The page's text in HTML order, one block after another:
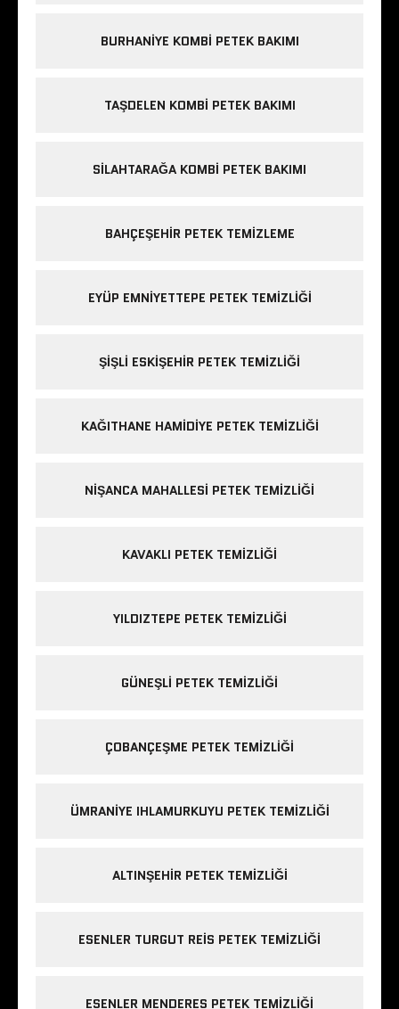
BURHANIYE KOMBI PETEK BAKIMI
TAŞDELEN KOMBI PETEK BAKIMI
SILAHTARAĞA KOMBI PETEK BAKIMI
BAHÇEŞEHIR PETEK TEMIZLEME
EYÜP EMNIYETTEPE PETEK TEMIZLIĞI
ŞIŞLI ESKIŞEHIR PETEK TEMIZLIĞI
KAĞITHANE HAMIDIYE PETEK TEMIZLIĞI
NIŞANCA MAHALLESI PETEK TEMIZLIĞI
KAVAKLI PETEK TEMIZLIĞI
YILDIZTEPE PETEK TEMIZLIĞI
GÜNEŞLI PETEK TEMIZLIĞI
ÇOBANÇEŞME PETEK TEMIZLIĞI
ÜMRANIYE IHLAMURKUYU PETEK TEMIZLIĞI
ALTINŞEHIR PETEK TEMIZLIĞI
ESENLER TURGUT REIS PETEK TEMIZLIĞI
ESENLER MENDERES PETEK TEMIZLIĞI